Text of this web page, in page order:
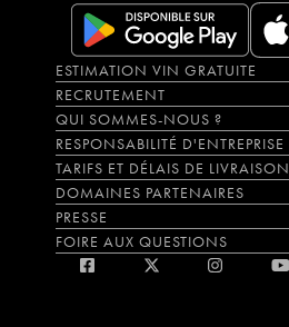
ESTIMATION VIN GRATUITE
RECRUTEMENT
QUI SOMMES-NOUS ?
RESPONSABILITÉ D'ENTREPRISE
TARIFS ET DÉLAIS DE LIVRAISON
DOMAINES PARTENAIRES
PRESSE
FOIRE AUX QUESTIONS